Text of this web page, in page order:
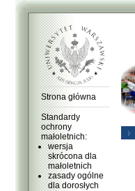
Strona główna
Standardy
ochrony
małoletnich:
wersja
skrócona dla
małoletnich
zasady ogólne
dla dorosłych